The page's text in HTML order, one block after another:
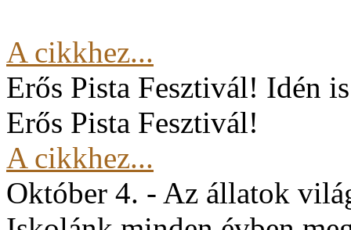
A cikkhez...
Erős Pista Fesztivál! Idén
Erős Pista Fesztivál!
A cikkhez...
Október 4. - Az állatok